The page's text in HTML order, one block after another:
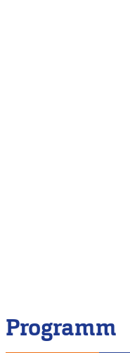
Programm